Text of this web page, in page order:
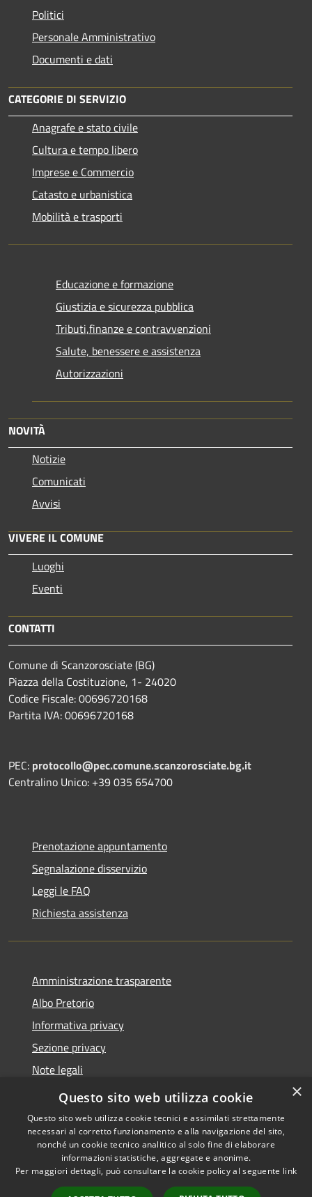
Politici
Personale Amministrativo
Documenti e dati
CATEGORIE DI SERVIZIO
Anagrafe e stato civile
Cultura e tempo libero
Imprese e Commercio
Catasto e urbanistica
Mobilità e trasporti
Educazione e formazione
Giustizia e sicurezza pubblica
Tributi,finanze e contravvenzioni
Salute, benessere e assistenza
Autorizzazioni
NOVITÀ
Notizie
Comunicati
Avvisi
VIVERE IL COMUNE
Luoghi
Eventi
CONTATTI
Comune di Scanzorosciate (BG)
Piazza della Costituzione, 1- 24020
Codice Fiscale: 00696720168
Partita IVA: 00696720168
PEC: protocollo@pec.comune.scanzorosciate.bg.it
Centralino Unico: +39 035 654700
Prenotazione appuntamento
Segnalazione disservizio
Leggi le FAQ
Richiesta assistenza
Amministrazione trasparente
Albo Pretorio
Informativa privacy
Sezione privacy
Note legali
Dichiarazione di accessibilità
Accessibilità
Copyright © 2026 • Comune di
Scanzorosciate • Powered by
×
Questo sito web utilizza cookie
Questo sito web utilizza cookie tecnici e assimilati strettamente
necessari al corretto funzionamento e alla navigazione del sito,
nonché un cookie tecnico analitico al solo fine di elaborare
informazioni statistiche, aggregate e anonime.
Per maggiori dettagli, può consultare la cookie policy al seguente link